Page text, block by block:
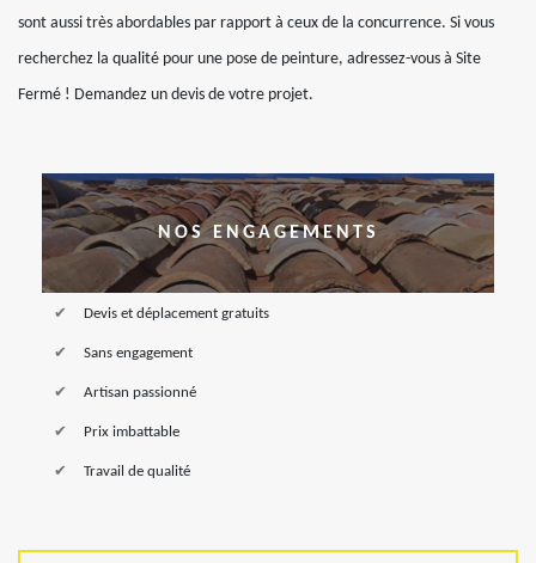
sont aussi très abordables par rapport à ceux de la concurrence. Si vous
recherchez la qualité pour une pose de peinture, adressez-vous à Site
Fermé ! Demandez un devis de votre projet.
NOS ENGAGEMENTS
Devis et déplacement gratuits
Sans engagement
Artisan passionné
Prix imbattable
Travail de qualité